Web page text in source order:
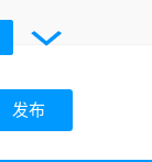
发布